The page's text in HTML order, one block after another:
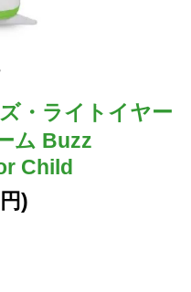
・ライトイヤー
ム Buzz
Child
)